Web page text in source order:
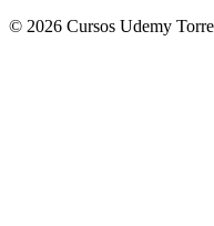
© 2026 Cursos Udemy